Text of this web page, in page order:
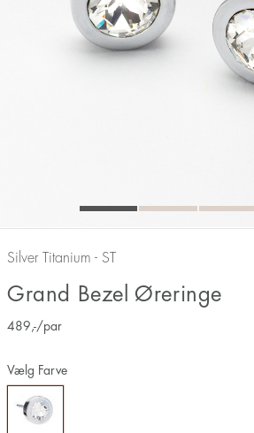
Silver Titanium - ST
Grand Bezel Øreringe
489 ,-/par
Vælg Farve